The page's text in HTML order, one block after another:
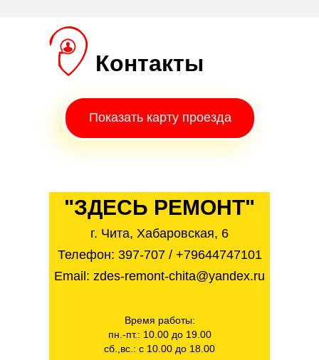
Контакты
Показать карту проезда
"ЗДЕСЬ РЕМОНТ"
Телефон: 397-707/ +79644747101
Время работы:
пн.-пт.: 10.00 до 19.00
сб.,вс.: с 10.00 до 18.00
Email: zdes-remont-chita@yandex.ru
г. Чита, Хабаровская, 6